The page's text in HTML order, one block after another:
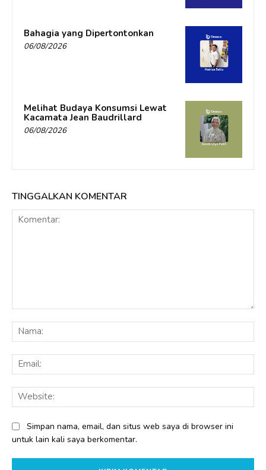
Bahagia yang Dipertontonkan
06/08/2026
Melihat Budaya Konsumsi Lewat
Kacamata Jean Baudrillard
06/08/2026
TINGGALKAN KOMENTAR
Simpan nama, email, dan situs web saya di browser ini
untuk lain kali saya berkomentar.